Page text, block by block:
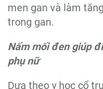
men gan và làm
trong gan.
Nấm mối đen giúp
phụ nữ
Dựa theo y học cổ